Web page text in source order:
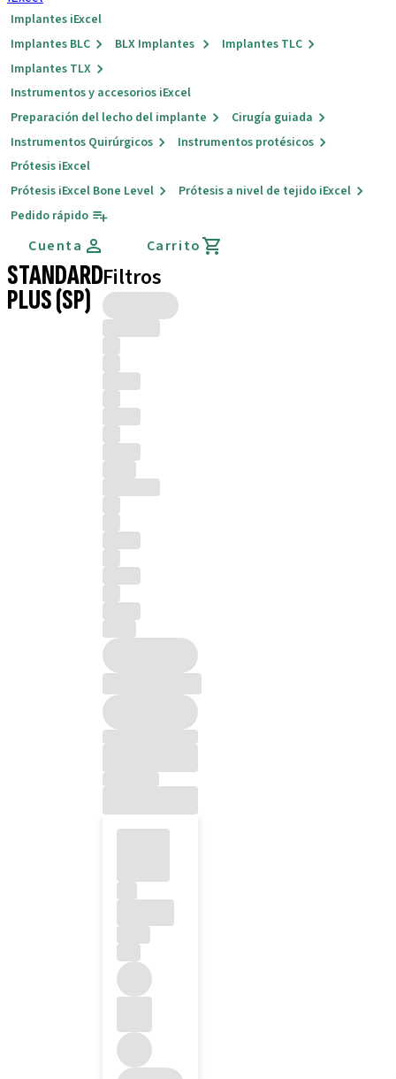
Implantes iExcel
Implantes BLC
BLX Implantes
Implantes TLC
Implantes TLX
Instrumentos y accesorios iExcel
Preparación del lecho del implante
Cirugía guiada
Instrumentos Quirúrgicos
Instrumentos protésicos
Prótesis iExcel
Prótesis iExcel Bone Level
Prótesis a nivel de tejido iExcel
Pedido rápido
Cuenta Carrito
STANDARD
PLUS (SP)
Filtros